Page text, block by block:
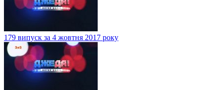
179 випуск за 4 жовтня 2017 року